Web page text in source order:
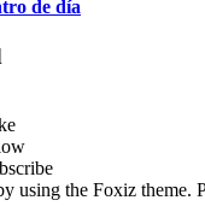
de día
using the Foxiz theme.